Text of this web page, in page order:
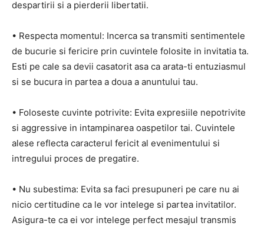
despartirii si a pierderii libertatii.
• Respecta momentul: Incerca sa transmiti sentimentele
de bucurie si fericire prin cuvintele folosite in invitatia ta.
Esti pe cale sa devii casatorit asa ca arata-ti entuziasmul
si se bucura in partea a doua a anuntului tau.
• Foloseste cuvinte potrivite: Evita expresiile nepotrivite
si aggressive in intampinarea oaspetilor tai. Cuvintele
alese reflecta caracterul fericit al evenimentului si
intregului proces de pregatire.
• Nu subestima: Evita sa faci presupuneri pe care nu ai
nicio certitudine ca le vor intelege si partea invitatilor.
Asigura-te ca ei vor intelege perfect mesajul transmis